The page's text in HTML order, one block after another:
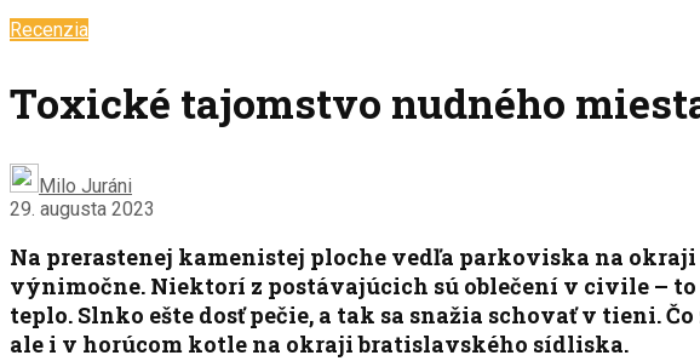
Recenzia
Toxické tajomstvo nudného
Milo Juráni
29. augusta 2023
Na prerastenej kamenistej ploche vedľa parkoviska na
výnimočne. Niektorí z postávajúcich sú oblečení v civile –
teplo. Slnko ešte dosť pečie, a tak sa snažia schovať v tieni.
ale i v horúcom kotle na okraji bratislavského sídliska.